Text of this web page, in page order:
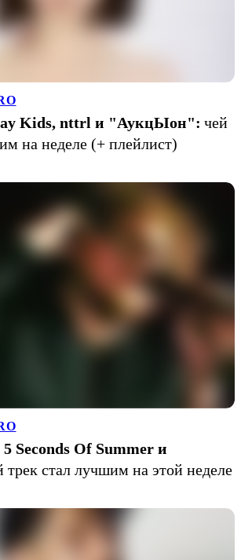
Kids, nttrl и "АукцЫон": чей
на неделе (+ плейлист)
Seconds Of Summer и
трек стал лучшим на этой неделе